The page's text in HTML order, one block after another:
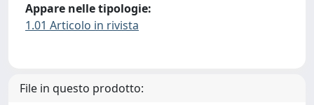
Appare nelle tipologie:
1.01 Articolo in rivista
File in questo prodotto: